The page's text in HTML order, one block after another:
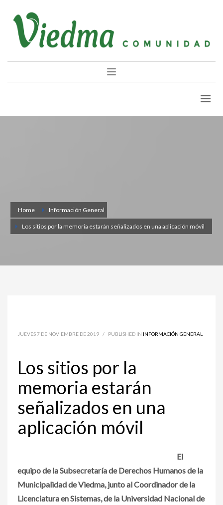
Home Información General
Los sitios por la memoria estarán señalizados en una aplicación móvil
JUEVES 7 DE NOVIEMBRE DE 2019 / PUBLISHED IN INFORMACIÓN GENERAL
Los sitios por la
memoria estarán
señalizados en una
aplicación móvil
El
equipo de la Subsecretaría de Derechos Humanos de la
Municipalidad de Viedma, junto al Coordinador de la
Licenciatura en Sistemas, de la Universidad Nacional de